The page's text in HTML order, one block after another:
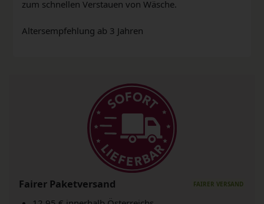
zum schnellen Verstauen von Wäsche.
Altersempfehlung ab 3 Jahren
Fairer Paketversand